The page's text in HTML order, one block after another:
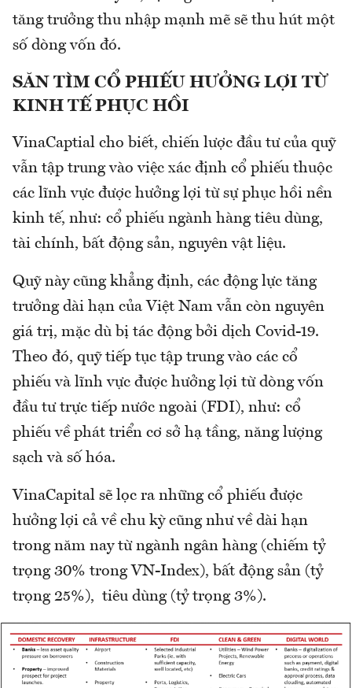
tăng trưởng thu nhập mạnh mẽ sẽ thu hút một
số dòng vốn đó.
SĂN TÌM CỔ PHIẾU HƯỞNG LỢI TỪ
KINH TẾ PHỤC HỒI
VinaCaptial cho biết, chiến lược đầu tư của quỹ
vẫn tập trung vào việc xác định cổ phiếu thuộc
các lĩnh vực được hưởng lợi từ sự phục hồi nền
kinh tế, như: cổ phiếu ngành hàng tiêu dùng,
tài chính, bất động sản, nguyên vật liệu.
Quỹ này cũng khẳng định, các động lực tăng
trưởng dài hạn của Việt Nam vẫn còn nguyên
giá trị, mặc dù bị tác động bởi dịch Covid-19.
Theo đó, quỹ tiếp tục tập trung vào các cổ
phiếu và lĩnh vực được hưởng lợi từ dòng vốn
đầu tư trực tiếp nước ngoài (FDI), như: cổ
phiếu về phát triển cơ sở hạ tầng, năng lượng
sạch và số hóa.
VinaCapital sẽ lọc ra những cổ phiếu được
hưởng lợi cả về chu kỳ cũng như về dài hạn
trong năm nay từ ngành ngân hàng (chiếm tỷ
trọng 30% trong VN-Index), bất động sản (tỷ
trọng 25%), tiêu dùng (tỷ trọng 3%).